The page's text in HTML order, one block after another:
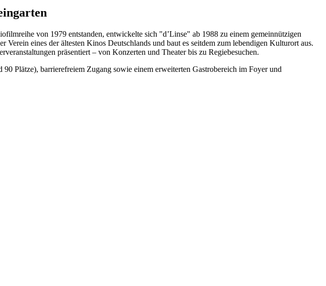
von 1979 entstanden, entwickelte sich "d’Linse" ab 1988 zu einem gemeinnützigen
eines der ältesten Kinos Deutschlands und baut es seitdem zum lebendigen Kulturort aus.
präsentiert – von Konzerten und Theater bis zu Regiebesuchen.
Plätze), barrierefreiem Zugang sowie einem erweiterten Gastrobereich im Foyer und